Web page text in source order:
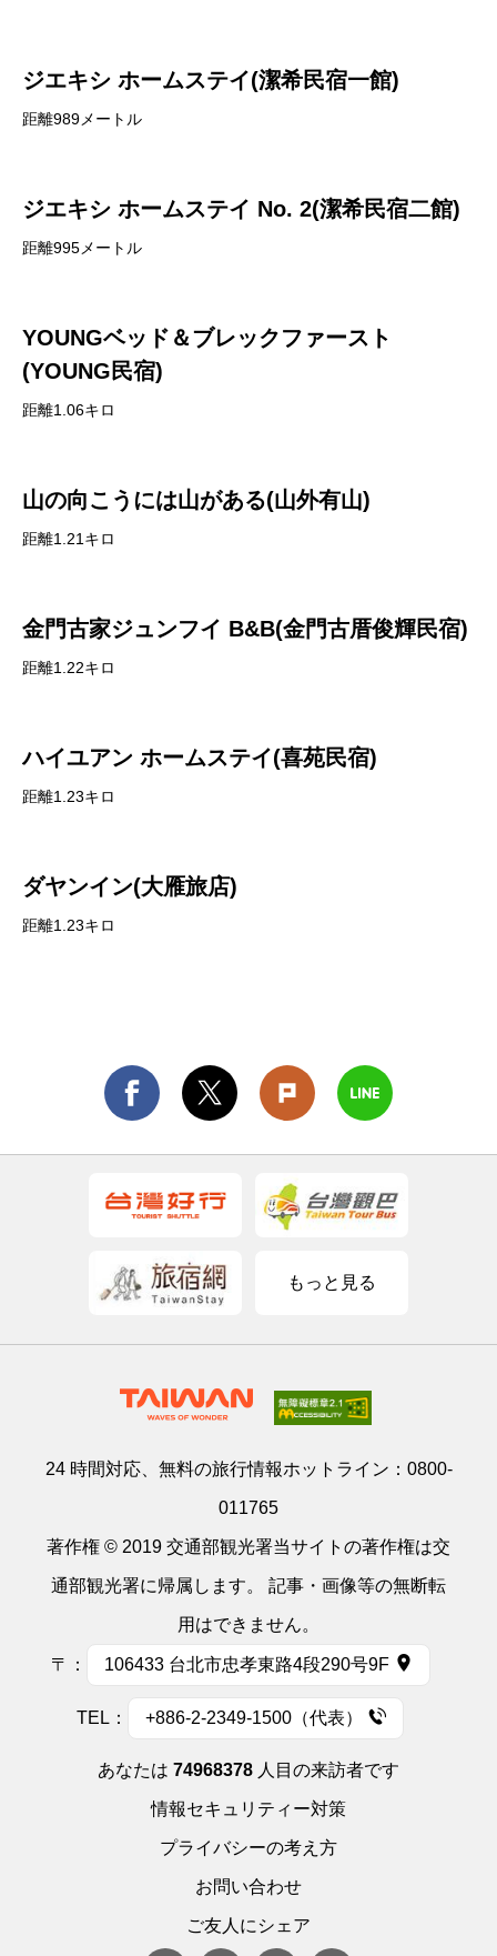
ジエキシ ホームステイ(潔希民宿一館)
距離989メートル
ジエキシ ホームステイ No. 2(潔希民宿二館)
距離995メートル
YOUNGベッド＆ブレックファースト
(YOUNG民宿)
距離1.06キロ
山の向こうには山がある(山外有山)
距離1.21キロ
金門古家ジュンフイ B&B(金門古厝俊輝民宿)
距離1.22キロ
ハイユアン ホームステイ(喜苑民宿)
距離1.23キロ
ダヤンイン(大雁旅店)
距離1.23キロ
もっと見る
24 時間対応、無料の旅行情報ホットライン： 0800-
011765
著作権 © 2019 交通部観光署当サイトの著作権は交
通部観光署に帰属します。 記事・画像等の無断転
用はできません。
〒： 106433 台北市忠孝東路4段290号9F
TEL： +886-2-2349-1500（代表）
あなたは 74968378 人目の来訪者です
情報セキュリティー対策
プライバシーの考え方
お問い合わせ
ご友人にシェア